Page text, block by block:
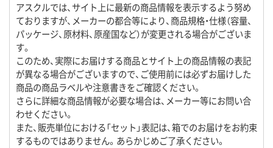
アスクルでは、サイト上に最新の商品情報を表示するよう努め
ておりますが、メーカーの都合等により、商品規格・仕様（容量、
パッケージ、原材料、原産国など）が変更される場合がございま
す。
このため、実際にお届けする商品とサイト上の商品情報の表記
が異なる場合がございますので、ご使用前には必ずお届けした
商品の商品ラベルや注意書きをご確認ください。
さらに詳細な商品情報が必要な場合は、メーカー等にお問い合
わせください。
また、販売単位における「セット」表記は、箱でのお届けをお約束
するものではありません。あらかじめご了承ください。